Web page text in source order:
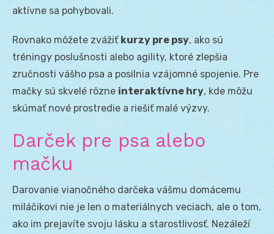
aktívne sa pohybovali.
Rovnako môžete zvážiť kurzy pre psy, ako sú
tréningy poslušnosti alebo agility, ktoré zlepšia
zručnosti vášho psa a posilnia vzájomné spojenie. Pre
mačky sú skvelé rôzne interaktívne hry, kde môžu
skúmať nové prostredie a riešiť malé výzvy.
Darček pre psa alebo
mačku
Darovanie vianočného darčeka vášmu domácemu
miláčikovi nie je len o materiálnych veciach, ale o tom,
ako im prejavíte svoju lásku a starostlivosť. Nezáleží